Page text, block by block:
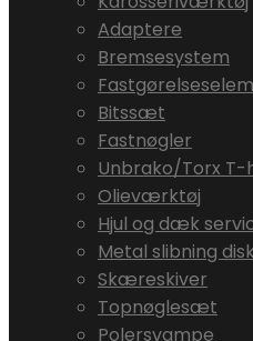
Adaptere
Bremsesystem
Bitssæt
Fastnøgler
Unbrako/Torx T-
Olieværktøj
Hjul og dæk
Metal slibning
Skæreskiver
Topnøglesæt
Polersvampe